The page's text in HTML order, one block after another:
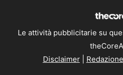
Le attività pubblicitarie su
Disclaimer| Redazione